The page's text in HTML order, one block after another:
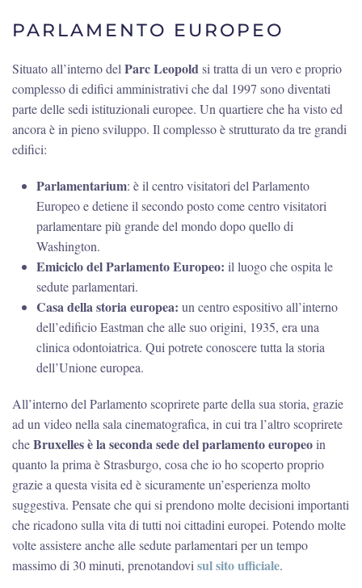
PARLAMENTO EUROPEO
Situato all’interno delParc Leopoldsi tratta di un vero e proprio
complesso di edifici amministrativi che dal 1997 sono diventati
parte delle sedi istituzionali europee. Un quartiere che ha visto ed
ancora è in pieno sviluppo. Il complesso è strutturato da tre grandi
edifici:
Parlamentarium: è il centro visitatori del Parlamento
Europeo e detiene il secondo posto come centro visitatori
parlamentare più grande del mondo dopo quello di
Washington.
Emiciclo del Parlamento Europeo: il luogo che ospita le
sedute parlamentari.
Casa della storia europea: un centro espositivo all’interno
dell’edificio Eastman che alle suo origini, 1935, era una
clinica odontoiatrica. Qui potrete conoscere tutta la storia
dell’Unione europea.
All’interno del Parlamento scoprirete parte della sua storia, grazie
ad un video nella sala cinematografica, in cui tra l’altro scoprirete
cheBruxelles è la seconda sede del parlamento europeoin
quanto la prima è Strasburgo, cosa che io ho scoperto proprio
grazie a questa visita ed è sicuramente un’esperienza molto
suggestiva. Pensate che qui si prendono molte decisioni importanti
che ricadono sulla vita di tutti noi cittadini europei. Potendo molte
volte assistere anche alle sedute parlamentari per un tempo
massimo di 30 minuti, prenotandovisul sito ufficiale.